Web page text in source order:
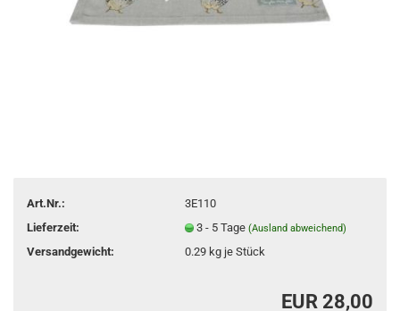
Art.Nr.:
3E110
Lieferzeit:
3 - 5 Tage (Ausland abweichend)
Versandgewicht: 0.29kg je Stück
EUR 28,00